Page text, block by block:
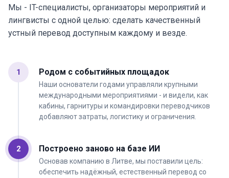
Мы - IT-специалисты, организаторы мероприятий и
лингвисты с одной целью: сделать качественный
устный перевод доступным каждому и везде.
1 Родом с событийных площадок
Наши основатели годами управляли крупными
международными мероприятиями - и видели, как
кабины, гарнитуры и командировки переводчиков
добавляют затраты, логистику и ограничения.
2 Построено заново на базе ИИ
Основав компанию в Литве, мы поставили цель:
обеспечить надёжный, естественный перевод со